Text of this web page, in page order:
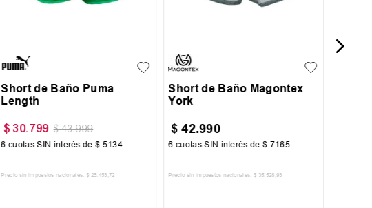
Short de Baño Puma
Length
$ 30.799 $ 43.999
6 cuotas SIN interés de$ 5134
Precio sin impuestos nacionales: $ 25.453 ,72
Short de Baño Magontex
York
$ 42.990
6 cuotas SIN interés de$ 7165
Precio sin impuestos nacionales: $ 35.528 ,93